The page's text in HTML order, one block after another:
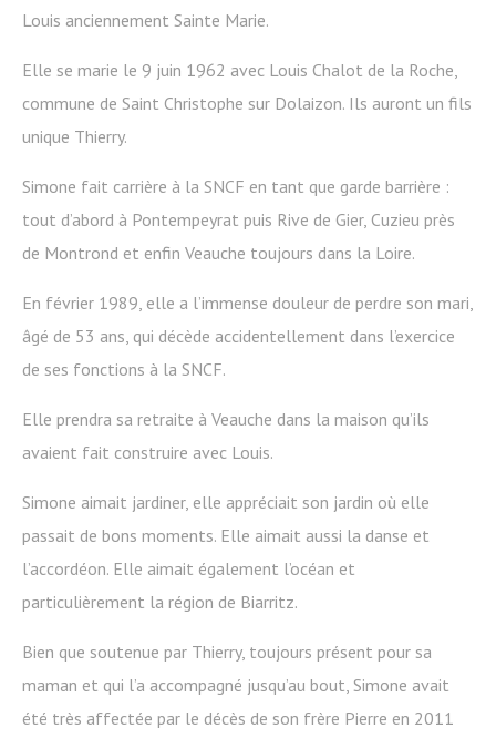
Louis anciennement Sainte Marie.
Elle se marie le 9 juin 1962 avec Louis Chalot de la Roche,
commune de Saint Christophe sur Dolaizon. Ils auront un fils
unique Thierry.
Simone fait carrière à la SNCF en tant que garde barrière :
tout d’abord à Pontempeyrat puis Rive de Gier, Cuzieu près
de Montrond et enfin Veauche toujours dans la Loire.
En février 1989, elle a l’immense douleur de perdre son mari,
âgé de 53 ans, qui décède accidentellement dans l’exercice
de ses fonctions à la SNCF.
Elle prendra sa retraite à Veauche dans la maison qu’ils
avaient fait construire avec Louis.
Simone aimait jardiner, elle appréciait son jardin où elle
passait de bons moments. Elle aimait aussi la danse et
l’accordéon. Elle aimait également l’océan et
particulièrement la région de Biarritz.
Bien que soutenue par Thierry, toujours présent pour sa
maman et qui l’a accompagné jusqu’au bout, Simone avait
été très affectée par le décès de son frère Pierre en 2011